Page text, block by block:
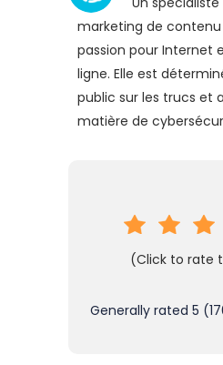
marketing de
passion pour Internet
ligne. Elle est
public sur les trucs et
matière de
(Click to rate
Generally rated 5 (